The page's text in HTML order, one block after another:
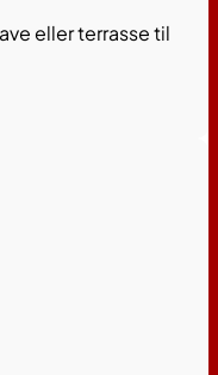
eller terrasse til